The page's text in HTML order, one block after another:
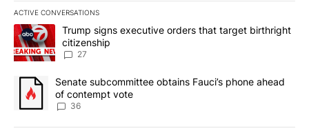
ACTIVE CONVERSATIONS
The following is a list of the most commented articles in the last
A trending article titled "Trump signs executive orders that
Trump signs executive orders that target birthright
citizenship
27
A trending article titled "Senate subcommittee obtains Fauci’s
Senate subcommittee obtains Fauci’s phone ahead
of contempt vote
36